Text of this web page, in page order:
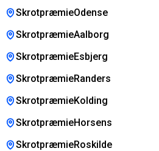
SkrotpræmieOdense
SkrotpræmieAalborg
SkrotpræmieEsbjerg
SkrotpræmieRanders
SkrotpræmieKolding
SkrotpræmieHorsens
SkrotpræmieRoskilde